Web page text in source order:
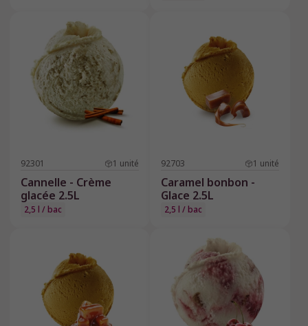
92301 1 unité
Cannelle - Crème
glacée 2.5L
2,5 l / bac
92703 1 unité
Caramel bonbon -
Glace 2.5L
2,5 l / bac